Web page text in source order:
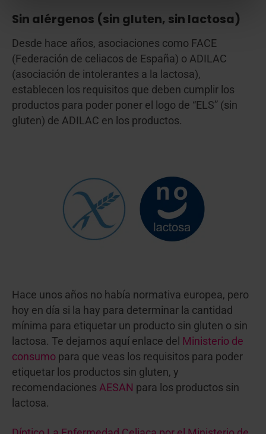
Sin alérgenos (sin gluten, sin lactosa)
Desde hace años, asociaciones como FACE
(Federación de celiacos de España) o ADILAC
(asociación de intolerantes a la lactosa),
establecen los requisitos que deben cumplir los
productos para poder poner el logo de “ELS” (sin
gluten) de ADILAC en los productos.
Hace unos años no había normativa europea, pero
hoy en día si la hay para determinar la cantidad
mínima para etiquetar un producto sin gluten o sin
lactosa. Te dejamos aquí enlace del Ministerio de
consumo para que veas los requisitos para poder
etiquetar los productos sin gluten, y
recomendaciones AESAN para los productos sin
lactosa.